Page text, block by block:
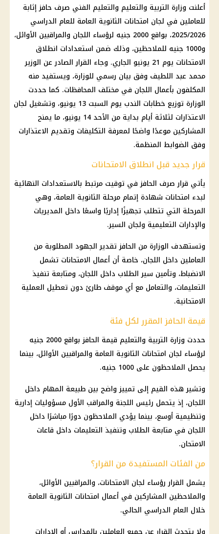
أعلنت وزارة التربية والتعليم والتعليم الفني صرف حافز إثابة
للعاملين في لجان امتحانات الثانوية العامة للعام الدراسي
2025/2026، بواقع 2000 جنيه لرؤساء اللجان والمراقبين الأوائل،
و1000 جنيه للملاحظين، وذلك ضمن استعدادات انطلاق
الامتحانات يوم 21 يونيو الجاري. وجاء القرار الصادر عن الوزير
محمد عبد اللطيف وفق بيان رسمي للوزارة، ويستفيد منه
المكلفون بأعمال اللجان في مختلف المحافظات. كما حددت
الوزارة توزيع خطابات الندب يوم السبت 13 يونيو، وتشغيل
لجان
الاعتذارات
لثلاثة أيام بداية من الأحد 14 يونيو، ما يمنح
المشاركين موعدًا واضحًا لمعرفة التكليفات وتقديم الاعتذارات
وفق الضوابط المنظمة.
قرار جديد قبل انطلاق الامتحانات
يأتي قرار صرف الحافز في توقيت مرتبط بالاستعدادات النهائية
لبدء امتحانات شهادة إتمام مرحلة الثانوية العامة، وهي
المرحلة التي تتطلب تجهيزًا إداريًا واسعًا داخل المديريات
والإدارات التعليمية ولجان السير.
وتستهدف الوزارة من الحافز تقدير الجهود المطلوبة من
العاملين داخل اللجان، خاصة أن أعمال الامتحانات تشمل
الانضباط، وتأمين سير الطلاب داخل اللجان، ومتابعة تنفيذ
التعليمات، والتعامل مع أي موقف طارئ دون تعطيل العملية
الامتحانية.
قيمة الحافز المقرر لكل فئة
حددت وزارة التربية والتعليم
قيمة الحافز بواقع 2000 جنيه
لرؤساء لجان امتحانات الثانوية العامة والمراقبين الأوائل، بينما
يحصل الملاحظون على 1000 جنيه.
وتشير هذه القيم إلى تمييز واضح بين طبيعة المهام داخل
اللجان، إذ يتحمل رئيس اللجنة والمراقب الأول مسؤوليات إدارية
وتنظيمية أوسع، بينما يؤدي الملاحظون دورًا مباشرًا داخل
اللجان في متابعة الطلاب وتنفيذ التعليمات داخل قاعات
الامتحان.
من الفئات المستفيدة من القرار؟
يشمل القرار رؤساء لجان الامتحانات، والمراقبين الأوائل،
والملاحظين المشاركين في أعمال امتحانات الثانوية العامة
خلال العام الدراسي الحالي.